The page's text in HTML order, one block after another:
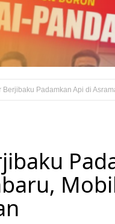
Berjibaku Padamkan Api di